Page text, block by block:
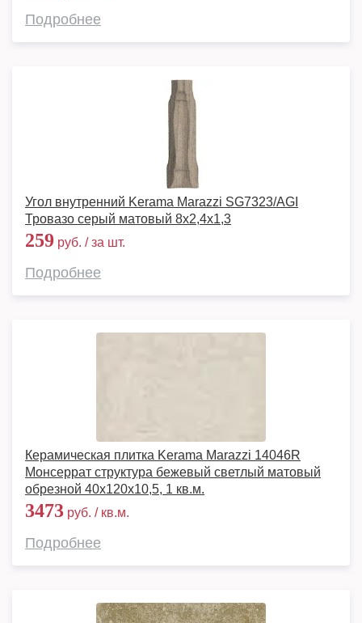
Подробнее
Угол внутренний Kerama Marazzi SG7323/AGI
Тровазо серый матовый 8x2,4x1,3
259 руб. / за шт.
Подробнее
Керамическая плитка Kerama Marazzi 14046R
Монсеррат структура бежевый светлый матовый
обрезной 40x120x10,5, 1 кв.м.
3473 руб. / кв.м.
Подробнее